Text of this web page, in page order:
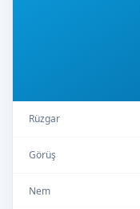
Rüzgar
Görüş
Nem